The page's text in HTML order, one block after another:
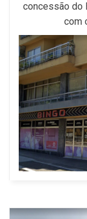
concessão do
com